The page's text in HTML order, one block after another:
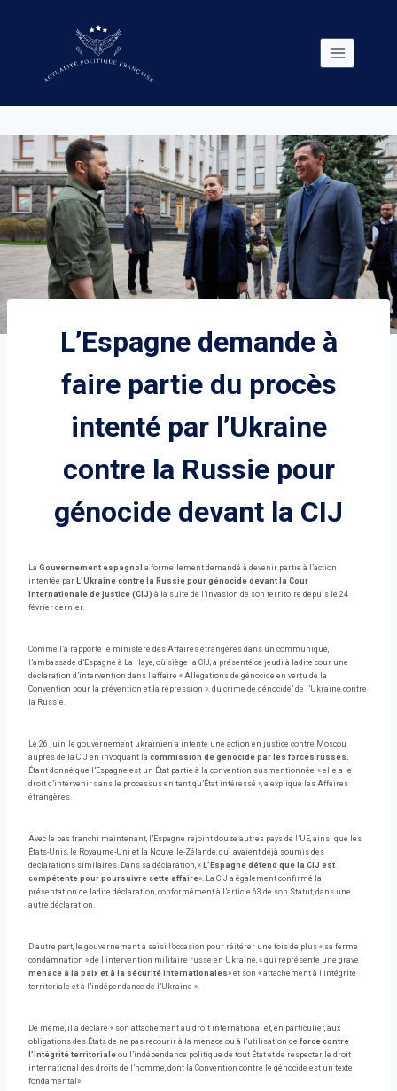
L’Espagne demande à
faire partie du procès
intenté par l’Ukraine
contre la Russie pour
génocide devant la CIJ
La Gouvernement espagnol a formellement demandé à devenir partie à l’action
intentée par L’Ukraine contre la Russie pour génocide devant la Cour
internationale de justice (CIJ) à la suite de l’invasion de son territoire depuis le 24
février dernier.
Comme l’a rapporté le ministère des Affaires étrangères dans un communiqué,
l’ambassade d’Espagne à La Haye, où siège la CIJ, a présenté ce jeudi à ladite cour une
déclaration d’intervention dans l’affaire « Allégations de génocide en vertu de la
Convention pour la prévention et la répression ». du crime de génocide’ de l’Ukraine contre
la Russie.
Le 26 juin, le gouvernement ukrainien a intenté une action en justice contre Moscou
auprès de la CIJ en invoquant la commission de génocide par les forces russes.
Étant donné que l’Espagne est un État partie à la convention susmentionnée, « elle a le
droit d’intervenir dans le processus en tant qu’État intéressé », a expliqué les Affaires
étrangères.
Avec le pas franchi maintenant, l’Espagne rejoint douze autres pays de l’UE, ainsi que les
États-Unis, le Royaume-Uni et la Nouvelle-Zélande, qui avaient déjà soumis des
déclarations similaires. Dans sa déclaration, « L’Espagne défend que la CIJ est
compétente pour poursuivre cette affaire«. La CIJ a également confirmé la
présentation de ladite déclaration, conformément à l’article 63 de son Statut, dans une
autre déclaration.
D’autre part, le gouvernement a saisi l’occasion pour réitérer une fois de plus « sa ferme
condamnation » de l’intervention militaire russe en Ukraine, « qui représente une grave
menace à la paix et à la sécurité internationales» et son « attachement à l’intégrité
territoriale et à l’indépendance de l’Ukraine ».
De même, il a déclaré « son attachement au droit international et, en particulier, aux
obligations des États de ne pas recourir à la menace ou à l’utilisation de force contre
l’intégrité territoriale ou l’indépendance politique de tout État et de respecter le droit
international des droits de l’homme, dont la Convention contre le génocide est un texte
fondamental».